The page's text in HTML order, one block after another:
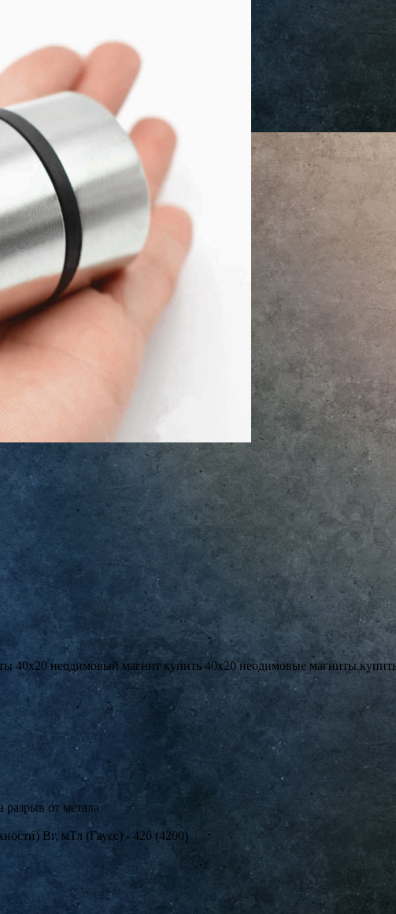
40х20 неодимовый магнит купить 40х20 неодимовые магниты
от метала
Вг, мТл (Гаусс) - 420 (4200)